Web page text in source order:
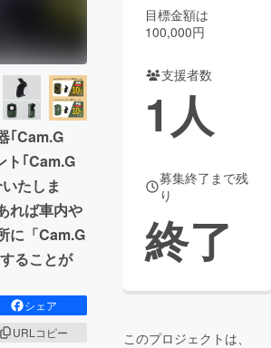
Social Good CAMPFIRE Creation
るさと納税machi-ya コミュニティ
｢Cam.G
ト｢Cam.G
たしま
れば車内や
に「Cam.G
ることが
シェア
URLコピー
目標金額は
100,000円
支援者数
1人
募集終了まで残
り
終了
このプロジェクトは、